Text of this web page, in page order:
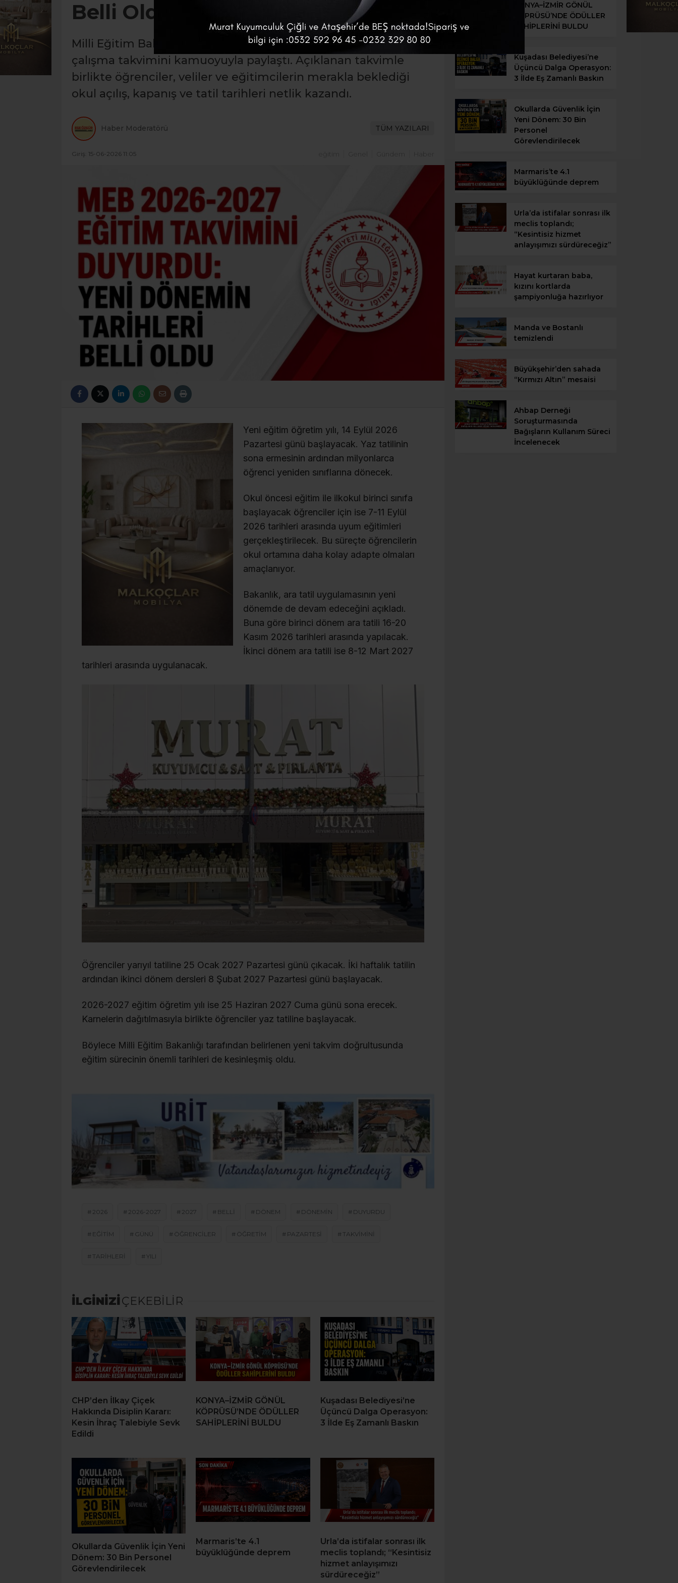
Belli Oldu
Milli Eğitim Bakanlığı, 2026-2027 eğitim öğretim yılına ilişkin
çalışma takvimini kamuoyuyla paylaştı. Açıklanan takvimle
birlikte öğrenciler, veliler ve eğitimcilerin merakla beklediği
okul açılış, kapanış ve tatil tarihleri netlik kazandı.
Haber Moderatörü TÜM YAZILARI
Giriş: 15-06-2026 11:05 eğitim Gündem Haber
Yeni eğitim öğretim yılı, 14 Eylül 2026
Pazartesi günü başlayacak. Yaz tatilinin
sona ermesinin ardından milyonlarca
öğrenci yeniden sınıflarına dönecek.
Okul öncesi eğitim ile ilkokul birinci sınıfa
başlayacak öğrenciler için ise 7-11 Eylül
2026 tarihleri arasında uyum eğitimleri
gerçekleştirilecek. Bu süreçte öğrencilerin
okul ortamına daha kolay adapte olmaları
amaçlanıyor.
Bakanlık, ara tatil uygulamasının yeni
dönemde de devam edeceğini açıkladı.
Buna göre birinci dönem ara tatili 16-20
Kasım 2026 tarihleri arasında yapılacak.
İkinci dönem ara tatili ise 8-12 Mart 2027
tarihleri arasında uygulanacak.
Öğrenciler yarıyıl tatiline 25 Ocak 2027 Pazartesi günü çıkacak. İki haftalık tatilin
ardından ikinci dönem dersleri 8 Şubat 2027 Pazartesi günü başlayacak.
2026-2027 eğitim öğretim yılı ise 25 Haziran 2027 Cuma günü sona erecek.
Karnelerin dağıtılmasıyla birlikte öğrenciler yaz tatiline başlayacak.
Böylece Milli Eğitim Bakanlığı tarafından belirlenen yeni takvim doğrultusunda
eğitim sürecinin önemli tarihleri de kesinleşmiş oldu.
2026 2026-2027 2027 BELLI DÖNEM DÖNEMIN DUYURDU
EĞİTİM GÜNÜ ÖĞRENCILER ÖĞRETIM PAZARTESI TAKVIMINI
TARIHLERI YILI
İLGİNİZİÇEKEBİLİR
CHP’den İlkay Çiçek
Hakkında Disiplin Kararı:
Kesin İhraç Talebiyle Sevk
Edildi
KONYA–İZMİR GÖNÜL
KÖPRÜSÜ’NDE ÖDÜLLER
SAHİPLERİNİ BULDU
Kuşadası Belediyesi’ne
Üçüncü Dalga Operasyon:
3 İlde Eş Zamanlı Baskın
Okullarda Güvenlik İçin Yeni
Dönem: 30 Bin Personel
Görevlendirilecek
Marmaris’te 4.1
büyüklüğünde deprem
Urla’da istifalar sonrası ilk
meclis toplandı; “Kesintisiz
hizmet anlayışımızı
sürdüreceğiz”
KONYA–İZMİR GÖNÜL
KÖPRÜSÜ’NDE ÖDÜLLER
SAHİPLERİNİ BULDU
Kuşadası Belediyesi’ne
Üçüncü Dalga Operasyon:
3 İlde Eş Zamanlı Baskın
Okullarda Güvenlik İçin
Yeni Dönem: 30 Bin
Personel
Görevlendirilecek
Marmaris’te 4.1
büyüklüğünde deprem
Urla’da istifalar sonrası ilk
meclis toplandı;
“Kesintisiz hizmet
anlayışımızı sürdüreceğiz”
Hayat kurtaran baba,
kızını kortlarda
şampiyonluğa hazırlıyor
Manda ve Bostanlı
temizlendi
Büyükşehir’den sahada
“Kırmızı Altın” mesaisi
Ahbap Derneği
Soruşturmasında
Bağışların Kullanım Süreci
İncelenecek